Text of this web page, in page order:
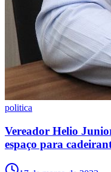
politica
Vereador Helio
espaço para